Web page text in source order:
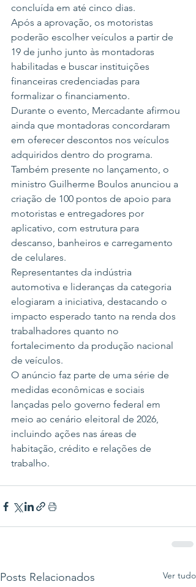
concluída em até cinco dias.
Após a aprovação, os motoristas
poderão escolher veículos a partir de
19 de junho junto às montadoras
habilitadas e buscar instituições
financeiras credenciadas para
formalizar o financiamento.
Durante o evento, Mercadante afirmou
ainda que montadoras concordaram
em oferecer descontos nos veículos
adquiridos dentro do programa.
Também presente no lançamento, o
ministro Guilherme Boulos anunciou a
criação de 100 pontos de apoio para
motoristas e entregadores por
aplicativo, com estrutura para
descanso, banheiros e carregamento
de celulares.
Representantes da indústria
automotiva e lideranças da categoria
elogiaram a iniciativa, destacando o
impacto esperado tanto na renda dos
trabalhadores quanto no
fortalecimento da produção nacional
de veículos.
O anúncio faz parte de uma série de
medidas econômicas e sociais
lançadas pelo governo federal em
meio ao cenário eleitoral de 2026,
incluindo ações nas áreas de
habitação, crédito e relações de
trabalho.
Posts Relacionados Ver tudo